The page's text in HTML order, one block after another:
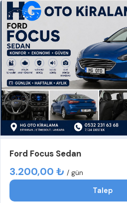
Ford Focus Sedan
3.200,00 ₺ / gün
Talep